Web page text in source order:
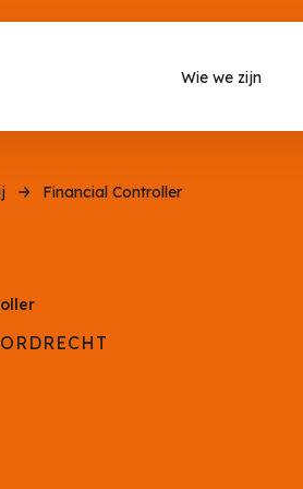
Wie we zijn
Financial Controller